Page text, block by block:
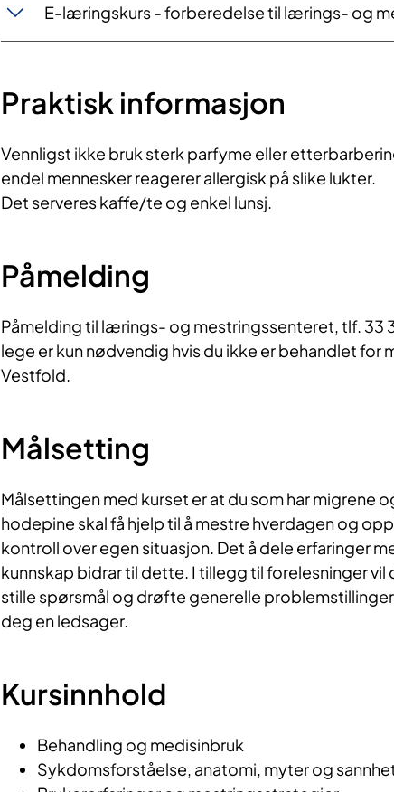
E-læringskurs - forberedelse til lærings- og
Praktisk informasjon
Vennligst ikke bruk sterk parfyme eller
endel mennesker reagerer allergisk på slike lukter.
Det serveres kaffe/te og enkel lunsj.
Påmelding
Påmelding til lærings- og mestringssenteret, tlf. 33
lege er kun nødvendig hvis du ikke er behandlet for
Vestfold.
Målsetting
Målsettingen med kurset er at du som har migrene
hodepine skal få hjelp til å mestre hverdagen og
kontroll over egen situasjon. Det å dele erfaringer
kunnskap bidrar til dette. I tillegg til forelesninger vil
stille spørsmål og drøfte generelle
deg en ledsager.
Kursinnhold
Behandling og medisinbruk
Sykdomsforståelse, anatomi, myter og